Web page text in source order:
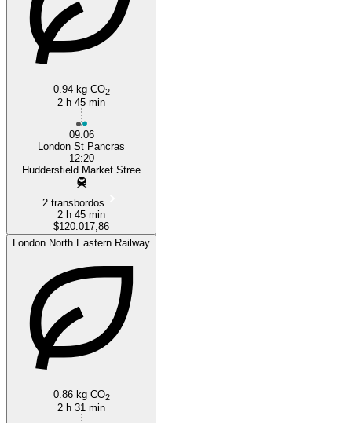
0.94 kg CO2
2 h 45 min
09:06
London St Pancras
12:20
Huddersfield Market Stree
2 transbordos
2 h 45 min
$120.017,86
London North Eastern Railway
0.86 kg CO2
2 h 31 min